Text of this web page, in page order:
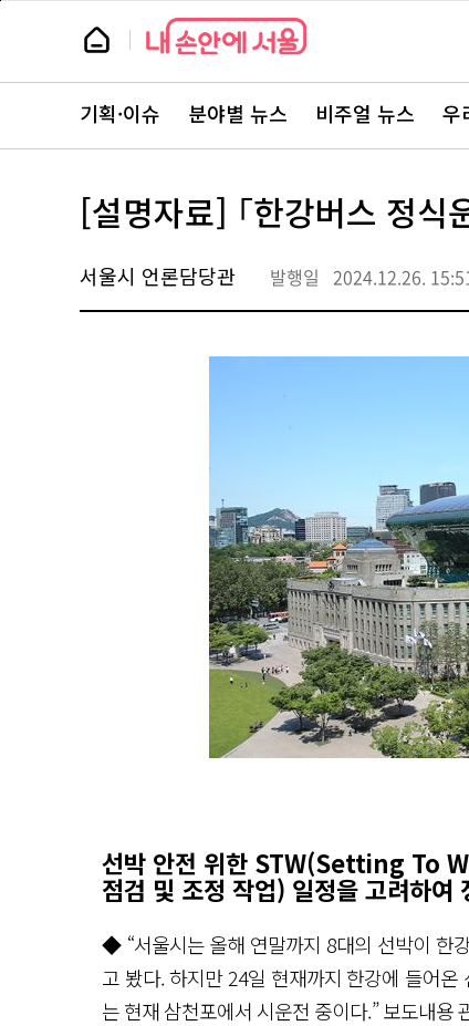
본
뉴
스
뉴
스
주
서
바
로
기획·이슈 분야별 뉴스 비주얼 뉴스 우
[설명자료] ｢한강버스 정
서울시 언론담당관 발행일 2024.12.26.
선박 안전 위한 STW(Setting To
점검 및 조정 작업) 일정을 고려하여
◆ “서울시는 올해 연말까지 8대의 선박이 한
고 봤다. 하지만 24일 현재까지 한강에 들어
는 현재 삼천포에서 시운전 중이다.” 보도내용
페